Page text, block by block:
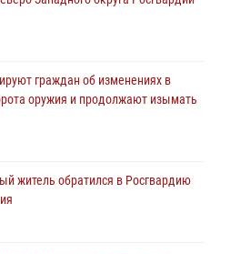
граждан об изменениях в
оружия и продолжают изымать
житель обратился в Росгвардию